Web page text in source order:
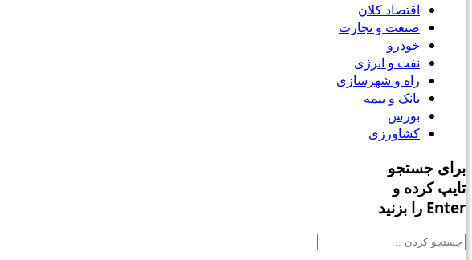
اقتصاد کلان
صنعت و تجارت
خودرو
نفت و انرژی
راه و شهرسازی
بانک و بیمه
بورس
کشاورزی
برای جستجو
تایپ کرده و
Enter را بزنید